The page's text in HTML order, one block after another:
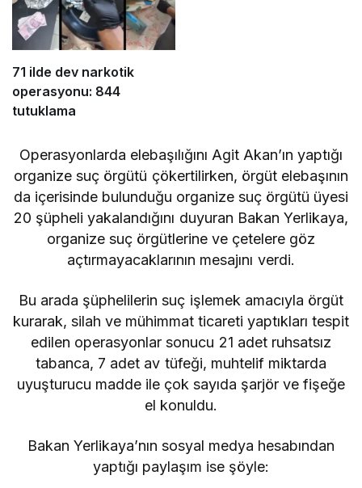
71 ilde dev narkotik
operasyonu: 844
tutuklama
Operasyonlarda elebaşılığını Agit Akan’ın yaptığı
organize suç örgütü çökertilirken, örgüt elebaşının
da içerisinde bulunduğu organize suç örgütü üyesi
20 şüpheli yakalandığını duyuran Bakan Yerlikaya,
organize suç örgütlerine ve çetelere göz
açtırmayacaklarının mesajını verdi.
Bu arada şüphelilerin suç işlemek amacıyla örgüt
kurarak, silah ve mühimmat ticareti yaptıkları tespit
edilen operasyonlar sonucu 21 adet ruhsatsız
tabanca, 7 adet av tüfeği, muhtelif miktarda
uyuşturucu madde ile çok sayıda şarjör ve fişeğe
el konuldu.
Bakan Yerlikaya’nın sosyal medya hesabından
yaptığı paylaşım ise şöyle: